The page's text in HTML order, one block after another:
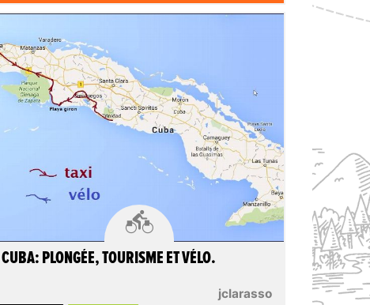

jclarasso
CUBA: PLONGÉE, TOURISME ET VÉLO.